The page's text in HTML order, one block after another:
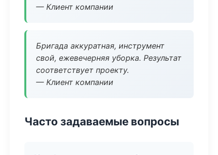
— Клиент компании
Бригада аккуратная, инструмент
свой, ежевечерняя уборка. Результат
соответствует проекту.
— Клиент компании
Часто задаваемые вопросы